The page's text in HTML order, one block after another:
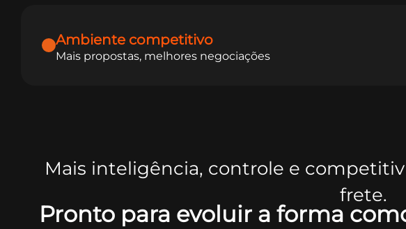
Ambiente competitivo
Mais propostas, melhores negociações
Mais inteligência, controle e
frete.
Pronto para evoluir a forma